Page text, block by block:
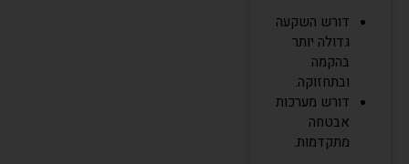
דורש השקעה
גדולה יותר
בהקמה
ובתחזוקה.
דורש מערכות
אבטחה
מתקדמות.